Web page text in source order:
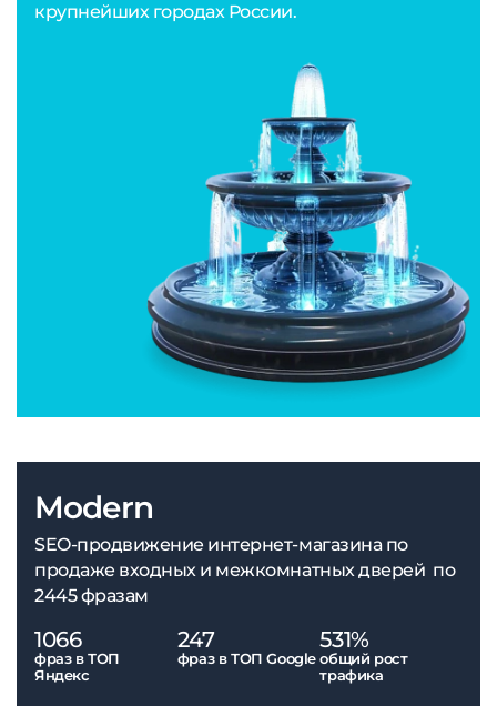
крупнейших городах России.
Modern
SEO-продвижение интернет-магазина по
продаже входных и межкомнатных дверей по
2445 фразам
1066
фраз в ТОП
Яндекс
247
фраз в ТОП Google
531%
общий рост
трафика